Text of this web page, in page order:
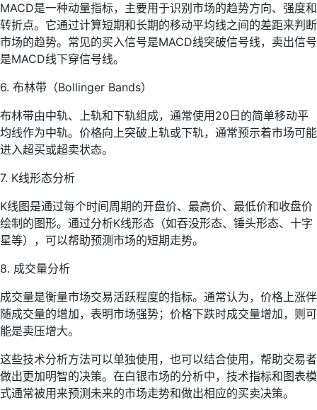
MACD是一种动量指标，主要用于识别市场的趋势方向、强度和
转折点。它通过计算短期和长期的移动平均线之间的差距来判断
市场的趋势。常见的买入信号是MACD线突破信号线，卖出信号
是MACD线下穿信号线。
6. 布林带（Bollinger Bands）
布林带由中轨、上轨和下轨组成，通常使用20日的简单移动平
均线作为中轨。价格向上突破上轨或下轨，通常预示着市场可能
进入超买或超卖状态。
7. K线形态分析
K线图是通过每个时间周期的开盘价、最高价、最低价和收盘价
绘制的图形。通过分析K线形态（如吞没形态、锤头形态、十字
星等），可以帮助预测市场的短期走势。
8. 成交量分析
成交量是衡量市场交易活跃程度的指标。通常认为，价格上涨伴
随成交量的增加，表明市场强势；价格下跌时成交量增加，则可
能是卖压增大。
这些技术分析方法可以单独使用，也可以结合使用，帮助交易者
做出更加明智的决策。在白银市场的分析中，技术指标和图表模
式通常被用来预测未来的市场走势和做出相应的买卖决策。